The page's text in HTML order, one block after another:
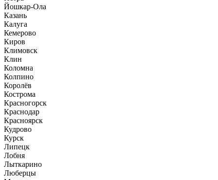
Йошкар-Ола
Казань
Калуга
Кемерово
Киров
Климовск
Клин
Коломна
Колпино
Королёв
Кострома
Красногорск
Краснодар
Красноярск
Кудрово
Курск
Липецк
Лобня
Лыткарино
Люберцы